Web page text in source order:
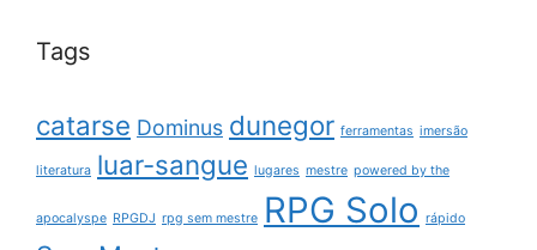
Tags
catarse Dominus dunegor ferramentas imersão
literatura luar-sangue lugares mestre powered by the
apocalyspe RPGDJ rpg sem mestre RPG Solo rápido